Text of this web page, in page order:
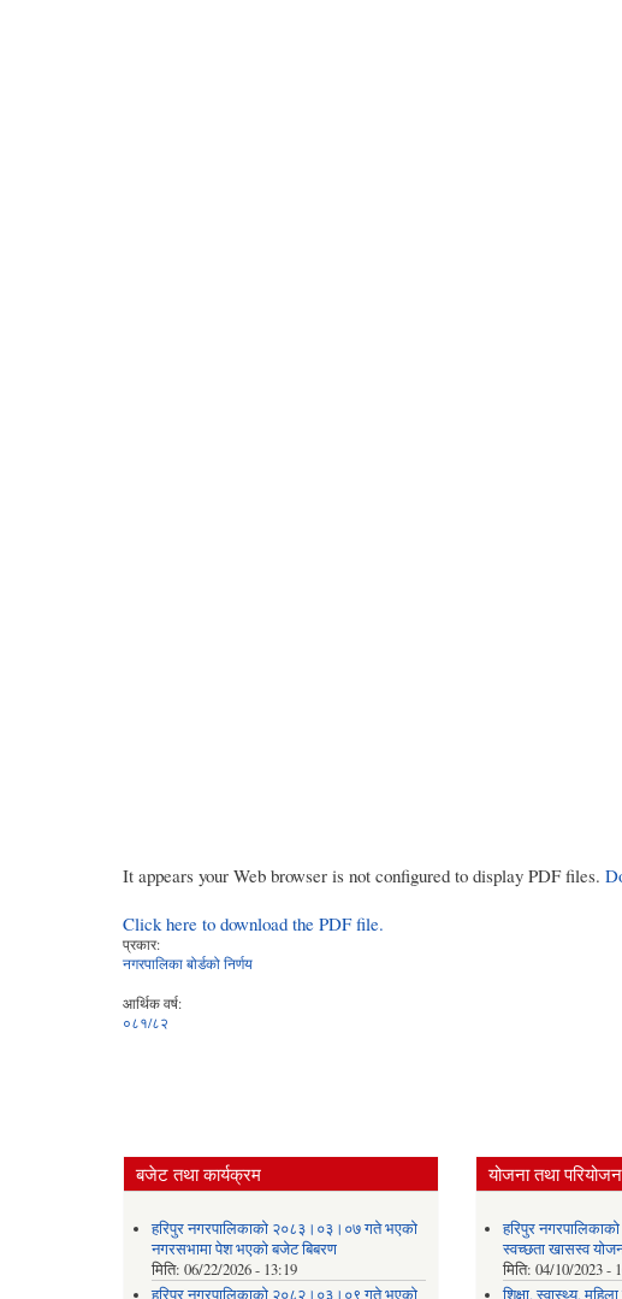
It appears your Web browser is not configured to display PDF files.
Click here to download the PDF file.
प्रकार:
नगरपालिका बोर्डको निर्णय
आर्थिक वर्ष:
०८१/८२
बजेट तथा कार्यक्रम
हरिपुर नगरपालिकाको २०८३।०३।०७ गते भएको
नगरसभामा पेश भएको बजेट बिबरण
मिति: 06/22/2026 - 13:19
हरिपुर नगरपालिकाको २०८२।०३।०९ गते भएको
योजना तथा
हरिपुर
स्वच्छता खासस्व
मिति:04/10/2023 -
शिक्षा, स्वास्थ्य,